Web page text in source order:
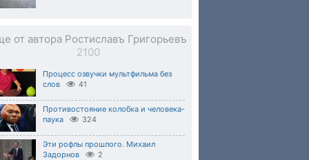
от автора Ростиславъ Григорьевъ
2100
Процесс озвучки мультфильма без
слов
41
Противостояние колобка и человека-
паука
324
Эти рофлы прошлого. Михаил
Задорнов
2